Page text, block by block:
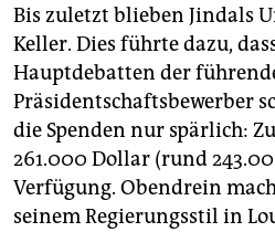
Bis zuletzt blieben Jindals
Keller. Dies führte dazu,
Hauptdebatten der
Präsidentschaftsbewerber
die Spenden nur spärlich:
261.000 Dollar (rund
Verfügung. Obendrein
seinem Regierungsstil in